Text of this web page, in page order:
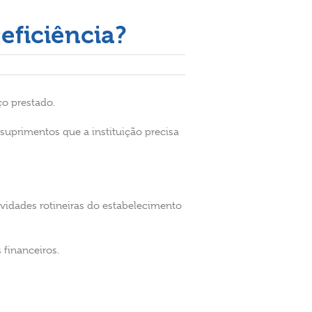
prestado.
que a instituição precisa
rotineiras do estabelecimento
financeiros.